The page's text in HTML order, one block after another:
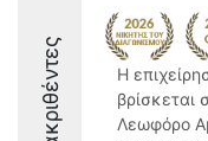
Διακριθέντες
Η
βρίσκεται
Λεωφόρο